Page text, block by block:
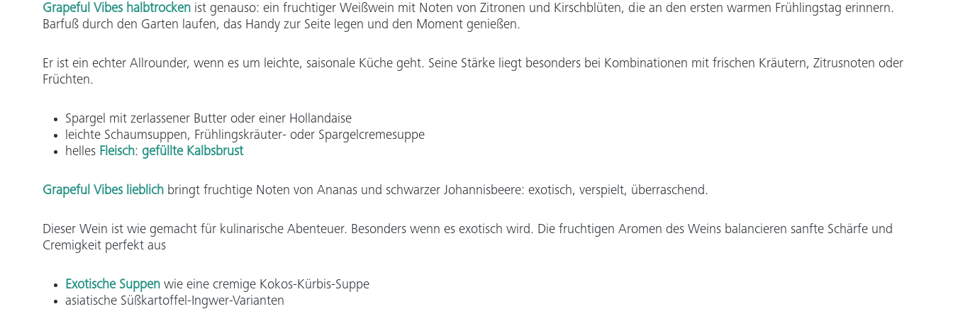
Grapeful Vibes halbtrocken ist genauso: ein fruchtiger Weißwein mit Noten von Zitronen und Kirschblüten, die an den ersten warmen Frühlingstag erinnern.
Barfuß durch den Garten laufen, das Handy zur Seite legen und den Moment genießen.
Er ist ein echter Allrounder, wenn es um leichte, saisonale Küche geht. Seine Stärke liegt besonders bei Kombinationen mit frischen Kräutern, Zitrusnoten oder
Früchten.
Spargel mit zerlassener Butter oder einer Hollandaise
leichte Schaumsuppen, Frühlingskräuter- oder Spargelcremesuppe
helles Fleisch: gefüllte Kalbsbrust
Grapeful Vibes lieblich bringt fruchtige Noten von Ananas und schwarzer Johannisbeere: exotisch, verspielt, überraschend.
Dieser Wein ist wie gemacht für kulinarische Abenteuer. Besonders wenn es exotisch wird. Die fruchtigen Aromen des Weins balancieren sanfte Schärfe und
Cremigkeit perfekt aus
Exotische Suppen wie eine cremige Kokos-Kürbis-Suppe
asiatische Süßkartoffel-Ingwer-Varianten